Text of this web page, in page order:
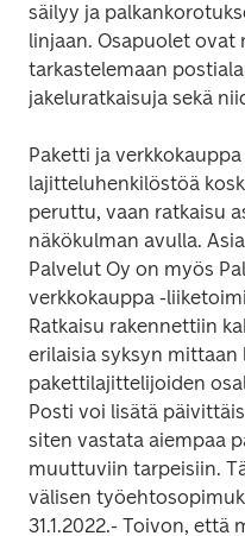
säilyy ja
linjaan. Osapuolet
tarkastelemaan
jakeluratkaisuja sekä
Paketti ja
lajitteluhenkilöstöä
peruttu, vaan ratkaisu
näkökulman avulla.
Palvelut Oy on myös
verkkokauppa -
Ratkaisu rakennettiin
erilaisia syksyn mittaan
pakettilajittelijoiden
Posti voi lisätä
siten vastata aiempaa
muuttuviin tarpeisiin.
välisen
31.1.2022.- Toivon, että